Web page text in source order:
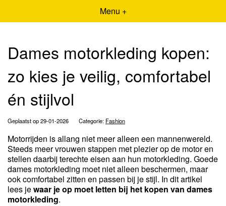
Menu +
Dames motorkleding kopen:
zo kies je veilig, comfortabel
én stijlvol
Geplaatst op 29-01-2026 Categorie: Fashion
Motorrijden is allang niet meer alleen een mannenwereld.
Steeds meer vrouwen stappen met plezier op de motor en
stellen daarbij terechte eisen aan hun motorkleding. Goede
dames motorkleding moet niet alleen beschermen, maar
ook comfortabel zitten en passen bij je stijl. In dit artikel
lees jewaar je op moet letten bij het kopen van dames
motorkleding.